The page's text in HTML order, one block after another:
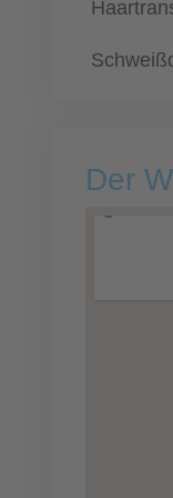
Der